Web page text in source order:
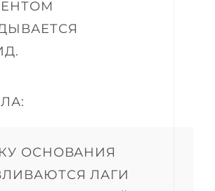
ОСНОВАНИЯ
ЛАГИ